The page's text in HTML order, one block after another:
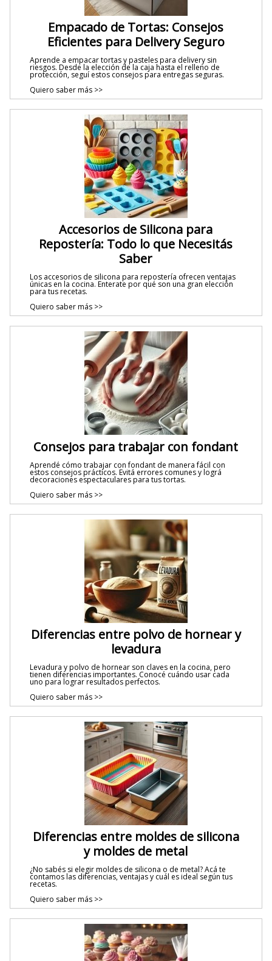
Empacado de Tortas: Consejos
Eficientes para Delivery Seguro
Aprende a empacar tortas y pasteles para delivery sin
riesgos. Desde la elección de la caja hasta el relleno de
protección, seguí estos consejos para entregas seguras.
Quiero saber más >>
Accesorios de Silicona para
Repostería: Todo lo que Necesitás
Saber
Los accesorios de silicona para repostería ofrecen ventajas
únicas en la cocina. Enterate por qué son una gran elección
para tus recetas.
Quiero saber más >>
Consejos para trabajar con fondant
Aprendé cómo trabajar con fondant de manera fácil con
estos consejos prácticos. Evitá errores comunes y lográ
decoraciones espectaculares para tus tortas.
Quiero saber más >>
Diferencias entre polvo de hornear y
levadura
Levadura y polvo de hornear son claves en la cocina, pero
tienen diferencias importantes. Conocé cuándo usar cada
uno para lograr resultados perfectos.
Quiero saber más >>
Diferencias entre moldes de silicona
y moldes de metal
¿No sabés si elegir moldes de silicona o de metal? Acá te
contamos las diferencias, ventajas y cuál es ideal según tus
recetas.
Quiero saber más >>